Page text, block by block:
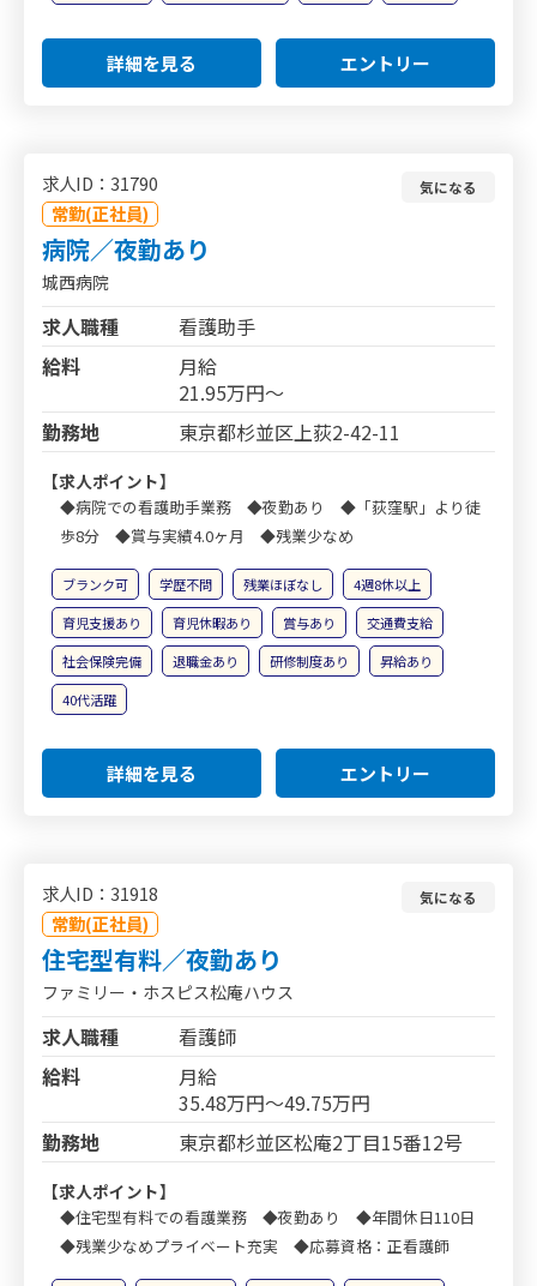
詳細を見る エントリー
求人ID：31790
常勤(正社員)
気になる
病院／夜勤あり
城西病院
求人職種
看護助手
給料
月給
21.95万円～
勤務地
東京都杉並区上荻2-42-11
【求人ポイント】
◆病院での看護助手業務 ◆夜勤あり ◆「荻窪駅」より徒
歩8分 ◆賞与実績4.0ヶ月 ◆残業少なめ
ブランク可 学歴不問 残業ほぼなし
4週8休以上
育児支援あり
育児休暇あり 賞与あり
交通費支給
社会保険完備
退職金あり 研修制度あり
昇給あり
40代活躍
詳細を見る エントリー
求人ID：31918
常勤(正社員)
気になる
住宅型有料／夜勤あり
ファミリー・ホスピス松庵ハウス
求人職種
看護師
給料
月給
35.48万円～49.75万円
勤務地
東京都杉並区松庵2丁目15番12号
【求人ポイント】
◆住宅型有料での看護業務 ◆夜勤あり ◆年間休日110日
◆残業少なめプライベート充実 ◆応募資格：正看護師